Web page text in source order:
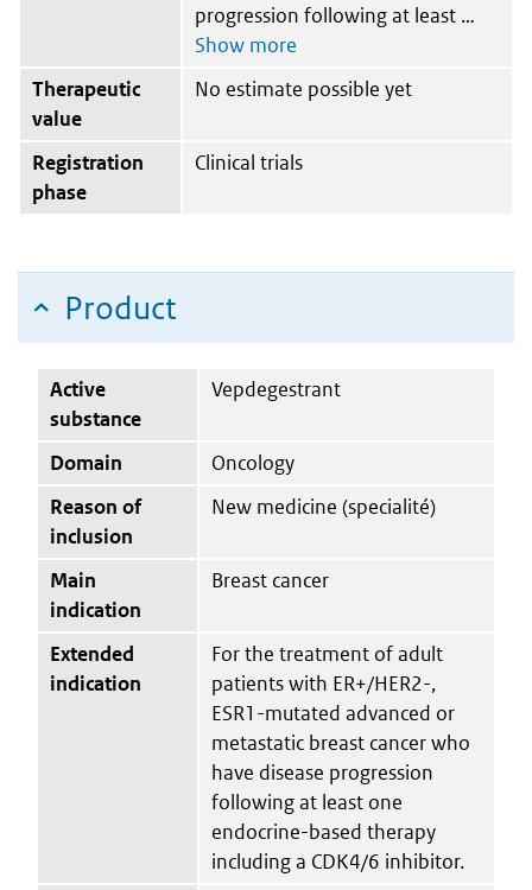
progression following at least
Therapeutic
value
No estimate possible yet
Registration
phase
Clinical trials
Product
Active
substance
Vepdegestrant
Domain
Oncology
Reason of
inclusion
New medicine (specialité)
Main
indication
Breast cancer
Extended
indication
For the treatment of adult
patients with ER+/HER2-,
ESR1-mutated advanced or
metastatic breast cancer who
have disease progression
following at least one
endocrine-based therapy
including a CDK4/6 inhibitor.